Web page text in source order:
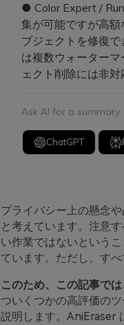
● Color Expert /
集が可能ですが高
ブジェクトを修復
は複数ウォーター
ェクト削除には非対
Ask AI for a summary
ChatGPT
プライバシー上の懸念
と考えています。注意
い作業ではないという
ています。ただし、す
このため、この記事で
ついくつかの高評価の
説明します。AniEraser